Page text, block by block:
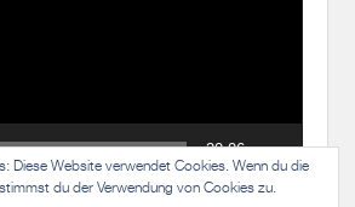
Diese Website verwendet Cookies. Wenn du die
du der Verwendung von Cookies zu.
20:06